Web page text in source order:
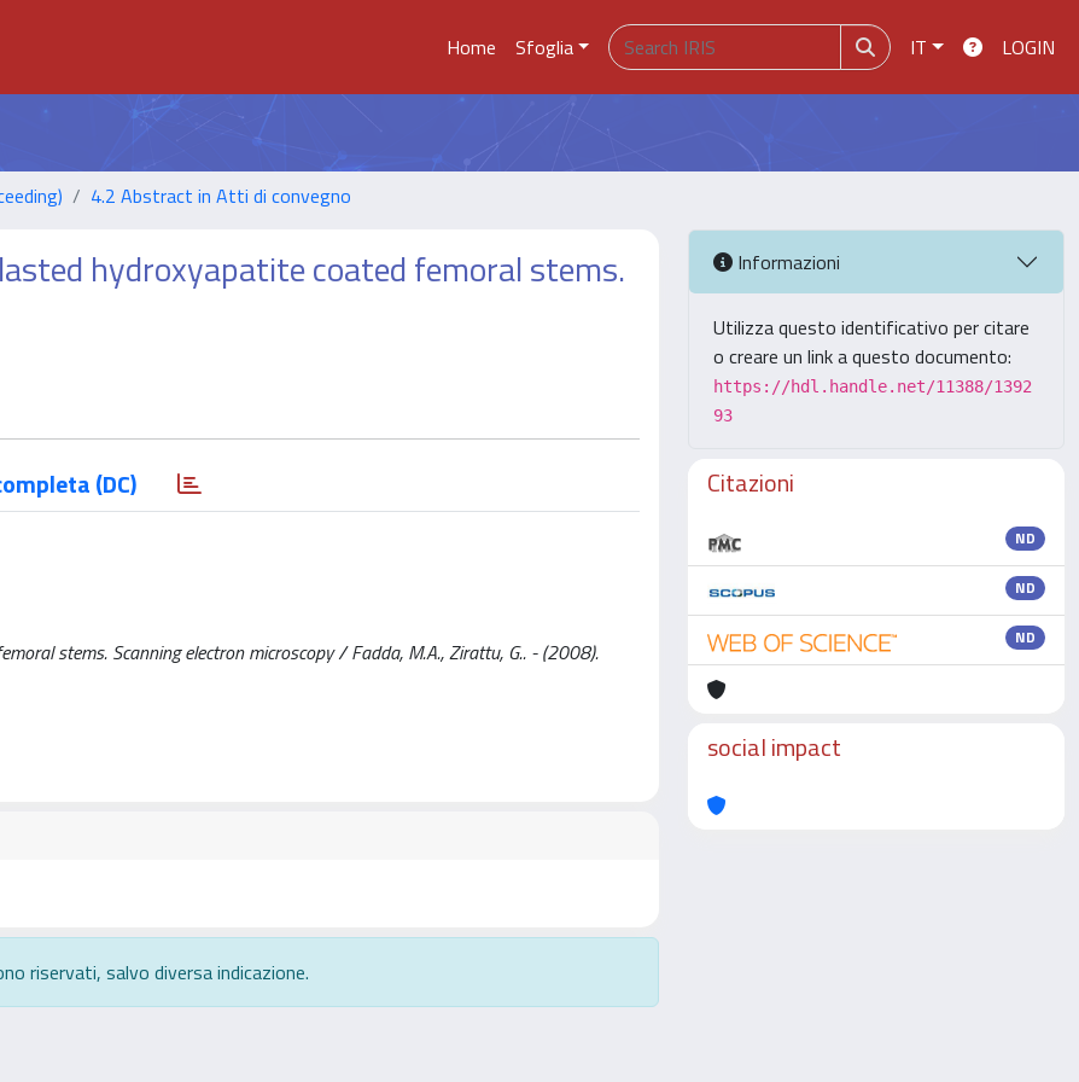
Home Sfoglia IT LOGIN
4.2 Abstract in Atti di convegno
hydroxyapatite coated femoral stems.
(DC)
stems. Scanning electron microscopy / Fadda, M.A., Zirattu, G.. - (2008).
riservati, salvo diversa indicazione.
Informazioni
Utilizza questo identificativo per citare
o creare un link a questo documento:
https://hdl.handle.net/11388/1392
93
Citazioni
ND
ND
ND
social impact